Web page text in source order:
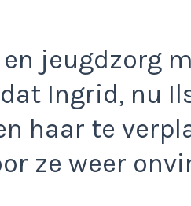
jeugdzorg
Ingrid, nu
haar te
ze weer